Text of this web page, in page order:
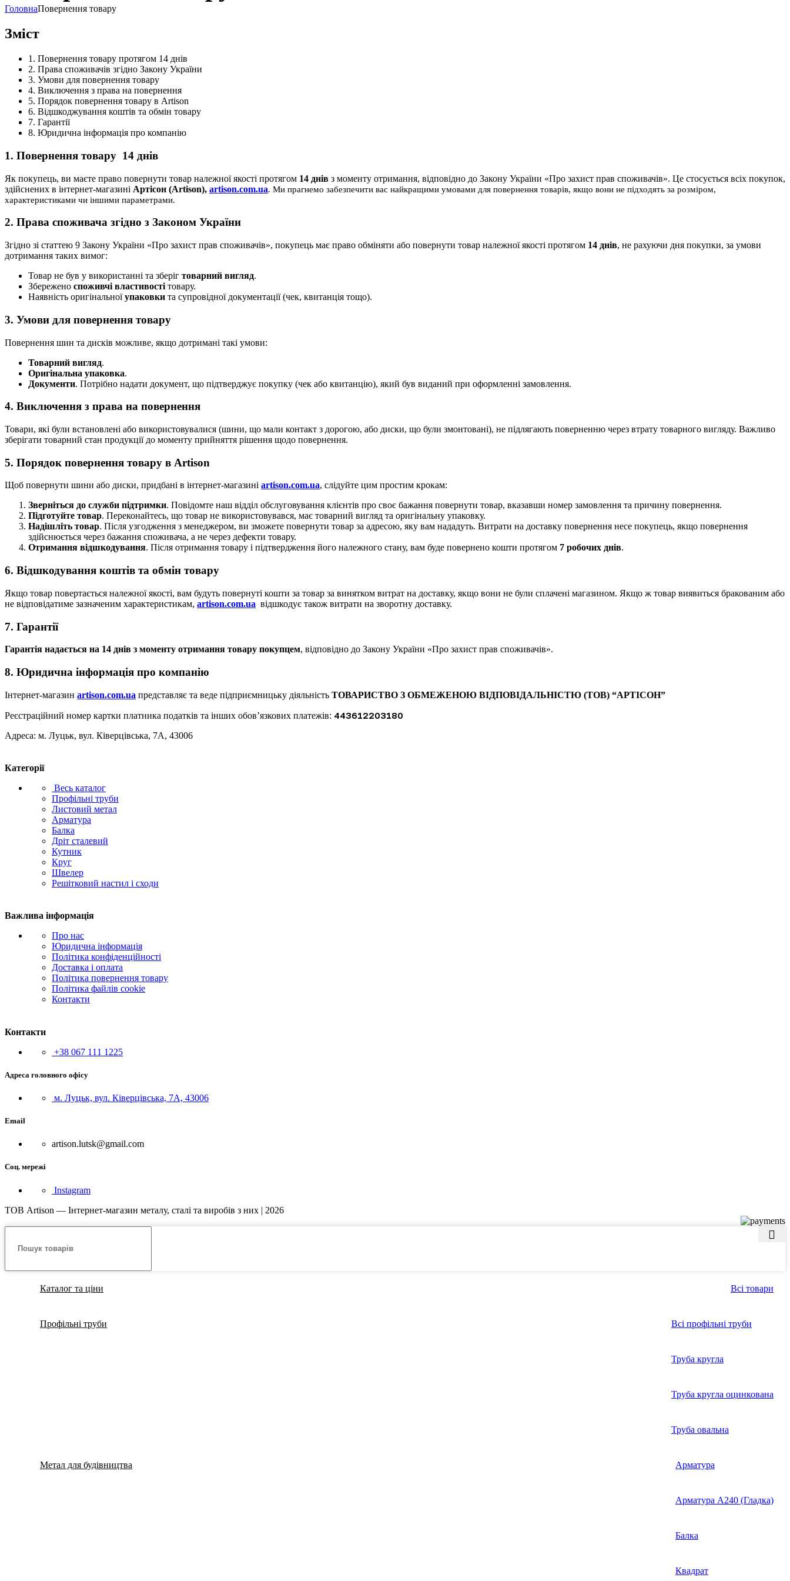
ГоловнаПовернення товару
Зміст
1. Повернення товару протягом 14 днів
2. Права споживачів згідно Закону України
3. Умови для повернення товару
4. Виключення з права на повернення
5. Порядок повернення товару в Artison
6. Відшкоджування коштів та обмін товару
7. Гарантії
8. Юридична інформація про компанію
1. Повернення товару 14 днів
Як покупець, ви маєте право повернути товар належної якості протягом 14 днів з моменту отримання, відповідно до Закону України «Про захист прав споживачів». Це стосується всіх покупок,
здійснених в інтернет-магазині Артісон (Artison), artison.com.ua. Ми прагнемо забезпечити вас найкращими умовами для повернення товарів, якщо вони не підходять за розміром,
характеристиками чи іншими параметрами.
2. Права споживача згідно з Законом України
Згідно зі статтею 9 Закону України «Про захист прав споживачів», покупець має право обміняти або повернути товар належної якості протягом 14 днів, не рахуючи дня покупки, за умови
дотримання таких вимог:
Товар не був у використанні та зберіг товарний вигляд.
Збережено споживчі властивості товару.
Наявність оригінальноїупаковки та супровідної документації (чек, квитанція тощо).
3. Умови для повернення товару
Повернення шин та дисків можливе, якщо дотримані такі умови:
Товарний вигляд.
Оригінальна упаковка.
Документи. Потрібно надати документ, що підтверджує покупку (чек або квитанцію), який був виданий при оформленні замовлення.
4. Виключення з права на повернення
Товари, які були встановлені або використовувалися (шини, що мали контакт з дорогою, або диски, що були змонтовані), не підлягають поверненню через втрату товарного вигляду. Важливо
зберігати товарний стан продукції до моменту прийняття рішення щодо повернення.
5. Порядок повернення товару в Artison
Щоб повернути шини або диски, придбані в інтернет-магазині artison.com.ua, слідуйте цим простим крокам:
Зверніться до служби підтримки. Повідомте наш відділ обслуговування клієнтів про своє бажання повернути товар, вказавши номер замовлення та причину повернення.
Підготуйте товар. Переконайтесь, що товар не використовувався, має товарний вигляд та оригінальну упаковку.
Надішліть товар. Після узгодження з менеджером, ви зможете повернути товар за адресою, яку вам нададуть. Витрати на доставку повернення несе покупець, якщо повернення
здійснюється через бажання споживача, а не через дефекти товару.
Отримання відшкодування. Після отримання товару і підтвердження його належного стану, вам буде повернено кошти протягом 7 робочих днів.
6. Відшкодування коштів та обмін товару
Якщо товар повертається належної якості, вам будуть повернуті кошти за товар за винятком витрат на доставку, якщо вони не були сплачені магазином. Якщо ж товар виявиться бракованим або
не відповідатиме зазначеним характеристикам, artison.com.ua відшкодує також витрати на зворотну доставку.
7. Гарантії
Гарантія надається на 14 днів з моменту отримання товару покупцем, відповідно до Закону України «Про захист прав споживачів».
8. Юридична інформація про компанію
Інтернет-магазин artison.com.ua представляє та веде підприємницьку діяльність ТОВАРИСТВО З ОБМЕЖЕНОЮ ВІДПОВІДАЛЬНІСТЮ (ТОВ) “АРТІСОН”
Реєстраційний номер картки платника податків та інших обов’язкових платежів: 443612203180
Адреса: м. Луцьк, вул. Ківерцівська, 7А, 43006
Категорії
Весь каталог
Профільні труби
Листовий метал
Арматура
Балка
Дріт сталевий
Кутник
Круг
Швелер
Решітковий настил і сходи
Важлива інформація
Про нас
Юридична інформація
Політика конфіденційності
Доставка і оплата
Політика повернення товару
Політика файлів cookie
Контакти
Контакти
+38 067 111 1225
Адреса головного офісу
м. Луцьк, вул. Ківерцівська, 7А, 43006
Email
artison.lutsk@gmail.com
Соц. мережі
Instagram
ТОВ Artison — Інтернет-магазин металу, сталі та виробів з них | 2026
Каталог та ціни Всі товари
Профільні труби Всі профільні труби
Труба кругла
Труба кругла оцинкована
Труба овальна
Метал для будівництва Арматура
Арматура А240 (Гладка)
Балка
Квадрат